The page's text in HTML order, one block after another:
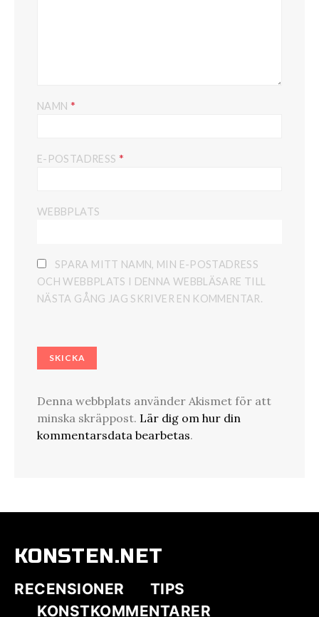
NAMN *
E-POSTADRESS *
WEBBPLATS
SPARA MITT NAMN, MIN E-POSTADRESS
OCH WEBBPLATS I DENNA WEBBLÄSARE TILL
NÄSTA GÅNG JAG SKRIVER EN KOMMENTAR.
Denna webbplats använder Akismet för att
minska skräppost. Lär dig om hur din
kommentarsdata bearbetas.
KONSTEN.NET
RECENSIONER
TIPS
KONSTKOMMENTARER